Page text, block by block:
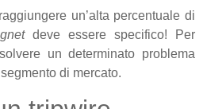
un’alta percentuale di
deve essere specifico! Per
un determinato problema
di mercato.